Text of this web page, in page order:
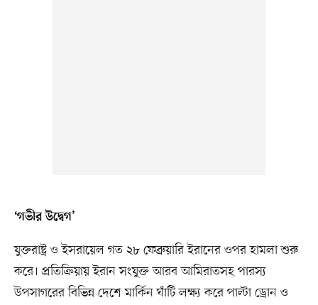
‘গভীর উদ্বেগ’
যুক্তরাষ্ট্র ও ইসরায়েল গত ২৮ ফেব্রুয়ারি ইরানের ওপর হামলা শুরু
করে। প্রতিক্রিয়ায় ইরান সংযুক্ত আরব আমিরাতসহ পারস্য
উপসাগরের বিভিন্ন দেশে মার্কিন ঘাঁটি লক্ষ্য করে পাল্টা ড্রোন ও